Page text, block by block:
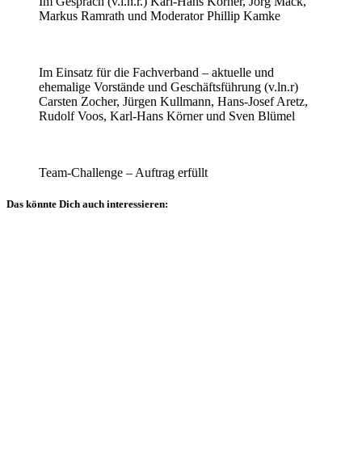
Markus Ramrath und Moderator Phillip Kamke
Im Einsatz für die Fachverband – aktuelle und
ehemalige Vorstände und Geschäftsführung (v.ln.r)
Carsten Zocher, Jürgen Kullmann, Hans-Josef Aretz,
Rudolf Voos, Karl-Hans Körner und Sven Blümel
Team-Challenge – Auftrag erfüllt
Das könnte Dich auch interessieren: